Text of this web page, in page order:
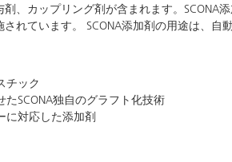
、カップリング剤が含まれます。
れています。 SCONA添加剤の用途は、
チック
たSCONA独自のグラフト化技術
に対応した添加剤